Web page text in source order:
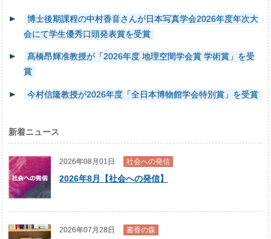
博士後期課程の中村香音さんが日本写真学会2026年度年次大
会にて学生優秀口頭発表賞を受賞
髙橋昂輝准教授が「2026年度 地理空間学会賞 学術賞」を受
賞
今村信隆教授が2026年度「全日本博物館学会特別賞」を受賞
新着ニュース
2026年08月01日 社会への発信
2026年8月【社会への発信】
2026年07月28日 書香の森